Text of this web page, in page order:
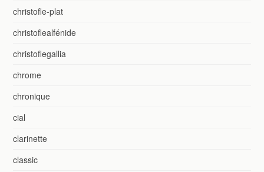
christofle-plat
christoflealfénide
christoflegallia
chrome
chronique
cial
clarinette
classic